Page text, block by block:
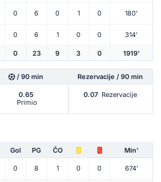
0 6 0 1 0 180'
0 6 1 0 0 314'
0 23 9 3 0 1919'
/ 90 min Rezervacije / 90 min
0.65
Primio
0.07 Rezervacije
Gol PG ČO Min'
0 8 1 0 0 674'